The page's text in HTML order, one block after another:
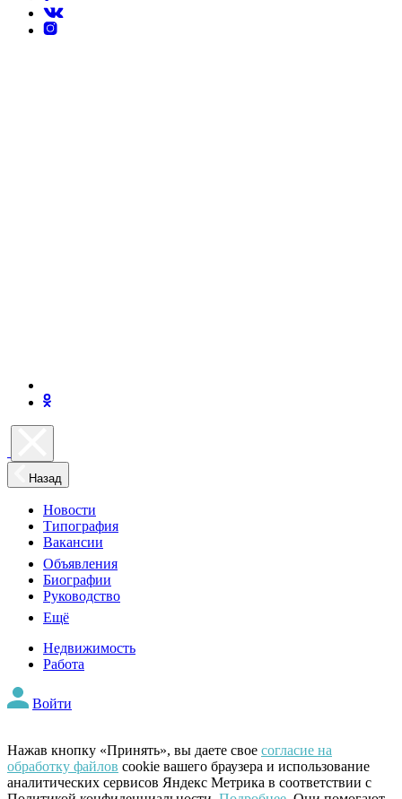
Назад
Новости
Типография
Вакансии
Объявления
Биографии
Руководство
Ещё
Недвижимость
Работа
Войти
Нажав кнопку «Принять», вы даете свое согласие на
обработку файлов cookie вашего браузера и использование
аналитических сервисов Яндекс Метрика в соответствии с